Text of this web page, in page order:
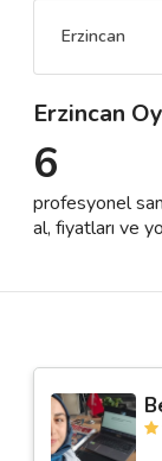
🌟 Müşteri
Destek
İletişim
Erzincan
Erzincan
6
profesyonel
al, fiyatları ve